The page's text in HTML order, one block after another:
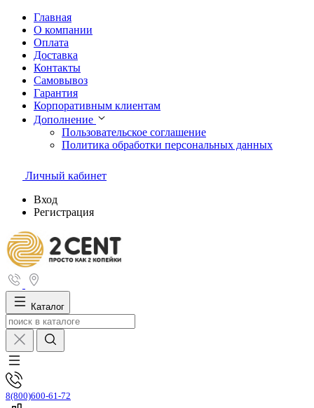
Главная
О компании
Оплата
Доставка
Контакты
Самовывоз
Гарантия
Корпоративным клиентам
Дополнение
Пользовательское соглашение
Политика обработки персональных данных
Личный кабинет
Вход
Регистрация
Каталог
8(800)600-61-72